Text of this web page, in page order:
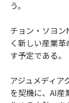
う。
チョン・ソヨ
く新しい産業
す予定である。
アジュメディア
を契機に、AI産